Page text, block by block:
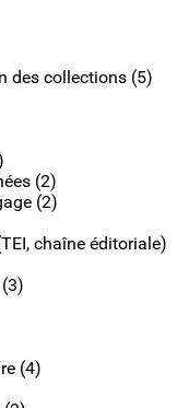
des collections (5)
(2)
(2)
chaîne éditoriale)
(4)